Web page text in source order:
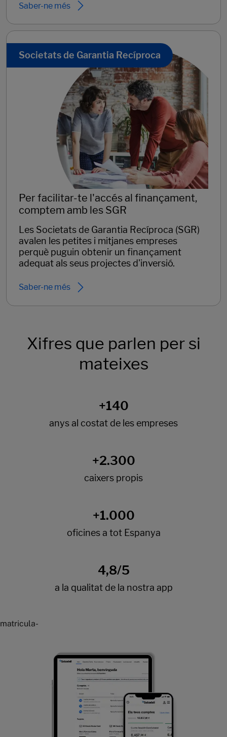
Saber-ne més
Societats de Garantia Recíproca
Per facilitar-te l'accés al finançament,
comptem amb les SGR
Les Societats de Garantia Recíproca (SGR)
avalen les petites i mitjanes empreses
perquè puguin obtenir un finançament
adequat als seus projectes d'inversió.
Saber-ne més
Xifres que parlen per si
mateixes
matricula-